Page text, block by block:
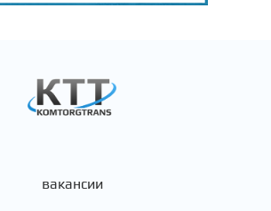
вакансии